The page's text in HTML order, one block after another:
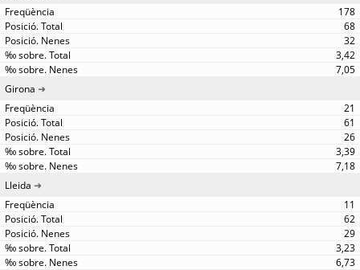
178
68
32
3,42
7,05
Girona
21
61
26
3,39
7,18
Lleida
11
62
29
3,23
6,73